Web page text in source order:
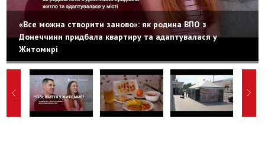
«Все можна створити заново»: як родина ВПО з
Донеччини придбала квартиру та адаптувалася у
Житомирі